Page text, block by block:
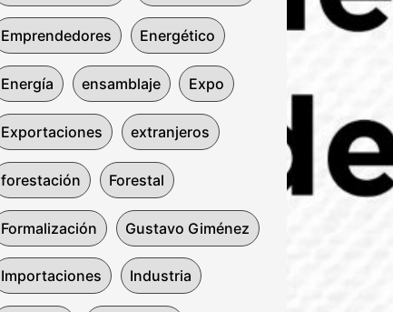
Emprendedores Energético
Energía ensamblaje Expo
Exportaciones extranjeros
forestación Forestal
Formalización Gustavo Giménez
Importaciones Industria